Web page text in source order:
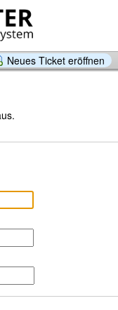
Neues Ticket eröffnen